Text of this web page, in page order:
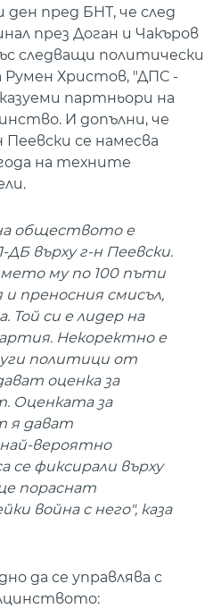
ден пред БНТ, че след
през Доган и Чакъров
следващи политически
Христов, "ДПС -
партньори на
И допълни, че
се намесва
на техните
обществото е
върху г-н Пеевски.
му по 100 пъти
и преносния смисъл,
Той си е лидер на
Некоректно е
политици от
оценка за
Оценката за
я дават
вероятно
се фиксирали върху
пораснат
война с него", каза
да се управлява с